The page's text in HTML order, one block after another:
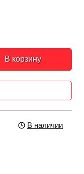
В корзину
В наличии